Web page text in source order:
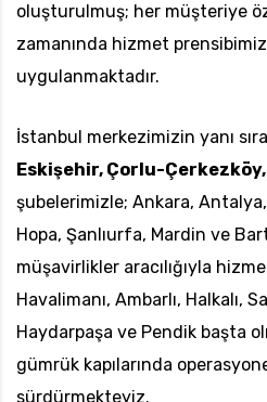
oluşturulmuş; her müşteriye
zamanında hizmet
uygulanmaktadır.
İstanbul merkezimizin yanı sıra
Eskişehir, Çorlu-
şubelerimizle; Ankara,
Hopa, Şanlıurfa, Mardin ve
müşavirlikler aracılığıyla
Havalimanı, Ambarlı, Halkalı,
Haydarpaşa ve Pendik başta
gümrük kapılarında
sürdürmekteyiz.